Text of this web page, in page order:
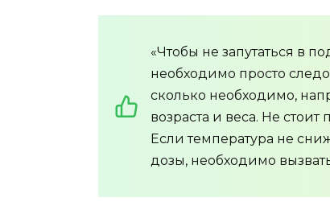
«Чтобы не запутаться в
необходимо просто
сколько необходимо,
возраста и веса. Не
Если температура не
дозы, необходимо